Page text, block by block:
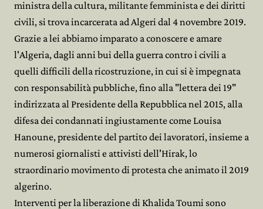
ministra della cultura, militante femminista e dei diritti
civili, si trova incarcerata ad Algeri dal 4 novembre 2019.
Grazie a lei abbiamo imparato a conoscere e amare
l'Algeria, dagli anni bui della guerra contro i civili a
quelli difficili della ricostruzione, in cui si è impegnata
con responsabilità pubbliche, fino alla "lettera dei 19"
indirizzata al Presidente della Repubblica nel 2015, alla
difesa dei condannati ingiustamente come Louisa
Hanoune, presidente del partito dei lavoratori, insieme a
numerosi giornalisti e attivisti dell'Hirak, lo
straordinario movimento di protesta che animato il 2019
algerino.
Interventi per la liberazione di Khalida Toumi sono